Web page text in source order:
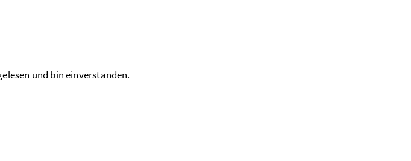
und bin einverstanden.